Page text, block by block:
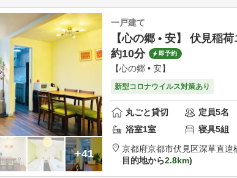
+41
一戸建て
【心の郷 • 安】 伏見稲
約10分
即予約
【心の郷 • 安】
新型コロナウイルス対策あり
丸ごと貸切 定員5名
浴室1室 寝具5組
京都府京都市伏見区深草直違
目的地から2.8km